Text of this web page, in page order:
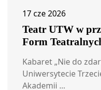
17 cze 2026
Teatr UTW w
Form
Kabaret „Nie do
Uniwersytecie
Akademii ...